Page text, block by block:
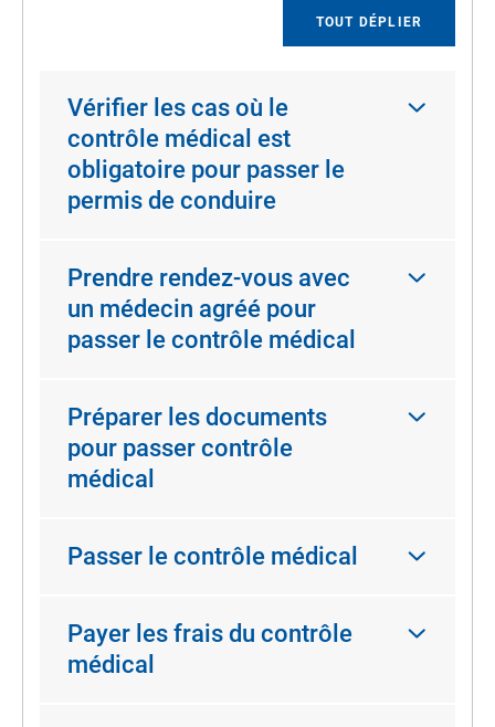
TOUT DÉPLIER
Vérifier les cas où le
contrôle médical est
obligatoire pour passer le
permis de conduire
Prendre rendez-vous avec
un médecin agréé pour
passer le contrôle médical
Préparer les documents
pour passer contrôle
médical
Passer le contrôle médical
Payer les frais du contrôle
médical